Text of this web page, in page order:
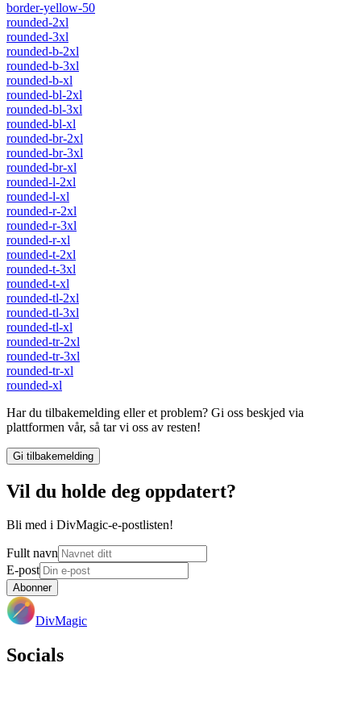
border-yellow-50
rounded-2xl
rounded-3xl
rounded-b-2xl
rounded-b-3xl
rounded-b-xl
rounded-bl-2xl
rounded-bl-3xl
rounded-bl-xl
rounded-br-2xl
rounded-br-3xl
rounded-br-xl
rounded-l-2xl
rounded-l-xl
rounded-r-2xl
rounded-r-3xl
rounded-r-xl
rounded-t-2xl
rounded-t-3xl
rounded-t-xl
rounded-tl-2xl
rounded-tl-3xl
rounded-tl-xl
rounded-tr-2xl
rounded-tr-3xl
rounded-tr-xl
rounded-xl
Har du tilbakemelding eller et problem? Gi oss beskjed via
plattformen vår, så tar vi oss av resten!
Gi tilbakemelding
Vil du holde deg oppdatert?
Bli med i DivMagic-e-postlisten!
Fullt navn
E-post
Abonner
DivMagic
Socials